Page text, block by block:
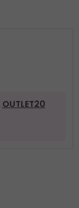
OUTLET20